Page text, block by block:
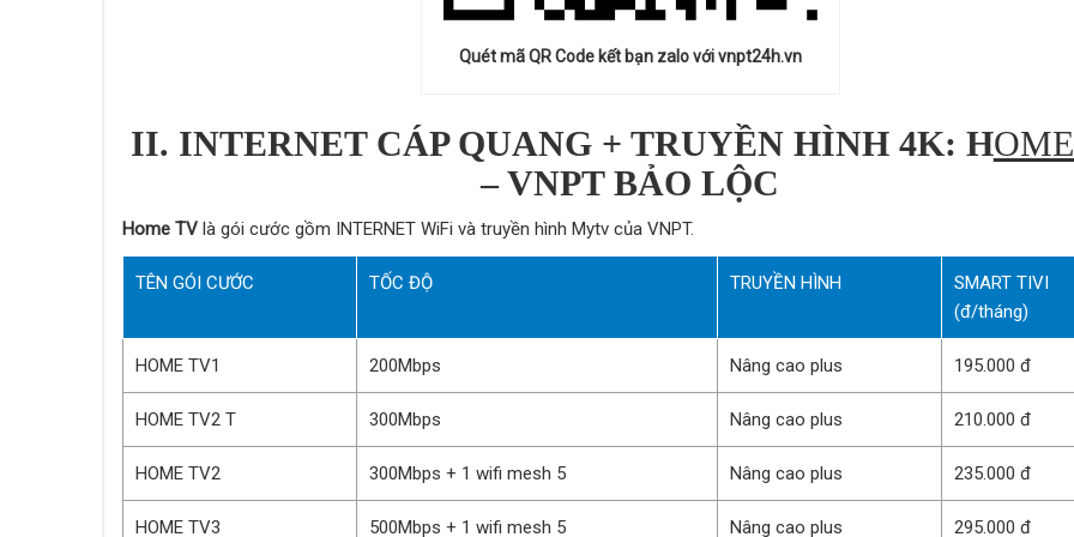
Quét mã QR Code kết bạn zalo với vnpt24h.vn
II. INTERNET CÁP QUANG + TRUYỀN HÌNH 4K: H
– VNPT BẢO LỘC
Home TV là gói cước gồm INTERNET WiFi và truyền hình Mytv của VNPT.
TÊN GÓI CƯỚC TỐC ĐỘ TRUYỀN HÌNH
SMART TIVI
(đ/tháng)
HOME TV1 200Mbps Nâng cao plus 195.000 đ
HOME TV2 T 300Mbps Nâng cao plus 210.000 đ
HOME TV2 300Mbps + 1 wifi mesh 5 Nâng cao plus 235.000 đ
HOME TV3 500Mbps + 1 wifi mesh 5 Nâng cao plus 295.000 đ